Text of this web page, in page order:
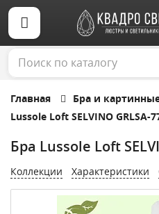
Главная Бра и
Lussole Loft SELVINO GRLSA-
Бра Lussole Loft
Коллекции Характеристики